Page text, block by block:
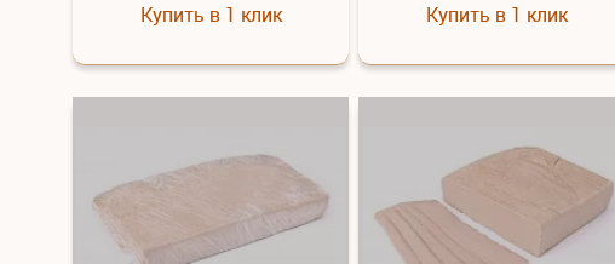
Купить в 1 клик Купить в 1 клик